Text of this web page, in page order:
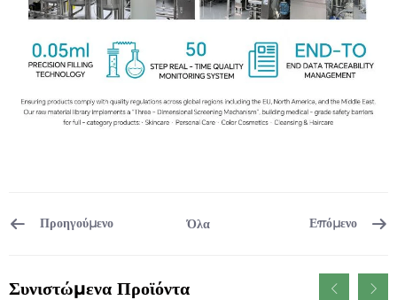
Προηγούμενο Όλα Επόμενο
Συνιστώμενα Προϊόντα